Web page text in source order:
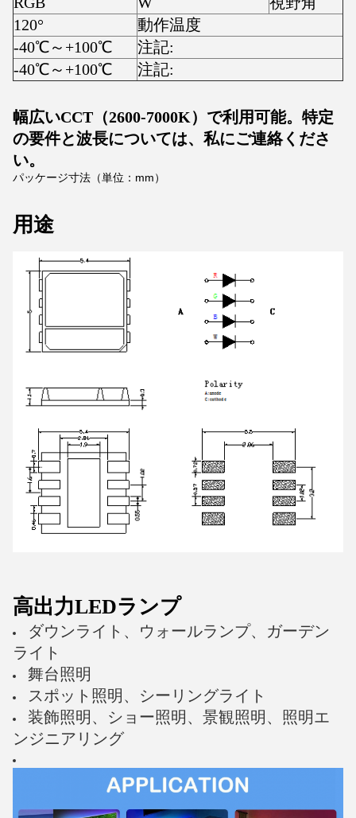
120°
動作温度
-40℃～+100℃
注記:
-40℃～+100℃
注記:
幅広いCCT（2600-7000K）で利用可能。特定
の要件と波長については、私にご連絡くださ
い。
パッケージ寸法（単位：mm）
用途
高出力LEDランプ
ダウンライト、ウォールランプ、ガーデン
ライト
舞台照明
スポット照明、シーリングライト
装飾照明、ショー照明、景観照明、照明エ
ンジニアリング